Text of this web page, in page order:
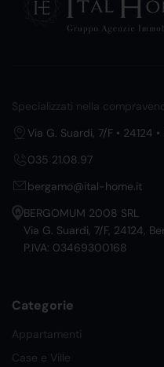
Specializzati nella
Via G. Suardi, 7/F • 24124
035 21.08.97
bergamo@ital-home.it
BERGOMUM 2008 SRL
Via G. Suardi, 7/F, 24124,
P.IVA: 03469300168
Categorie
Appartamenti
Case e Ville